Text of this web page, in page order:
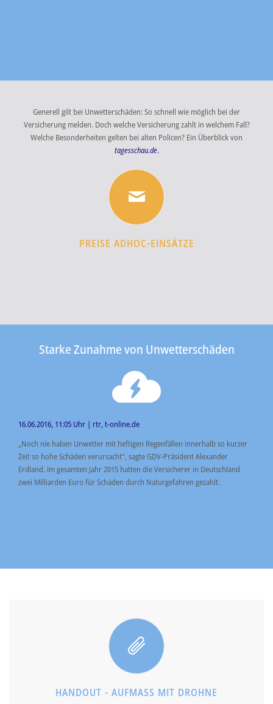
Generell gilt bei Unwetterschäden: So schnell wie möglich bei der
Versicherung melden. Doch welche Versicherung zahlt in welchem Fall?
Welche Besonderheiten gelten bei alten Policen? Ein Überblick von
tagesschau.de.
PREISE ADHOC-EINSÄTZE
Starke Zunahme von Unwetterschäden
16.06.2016, 11:05 Uhr | rtr, t-online.de
„Noch nie haben Unwetter mit heftigen Regenfällen innerhalb so kurzer
Zeit so hohe Schäden verursacht“, sagte GDV-Präsident Alexander
Erdland. Im gesamten Jahr 2015 hatten die Versicherer in Deutschland
zwei Milliarden Euro für Schäden durch Naturgefahren gezahlt.
HANDOUT - AUFMASS MIT DROHNE